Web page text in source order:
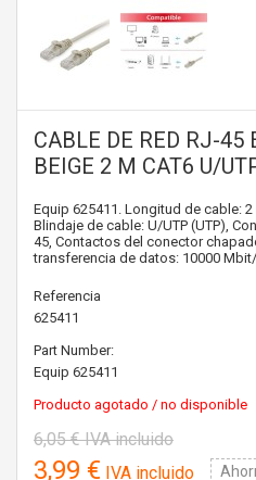
CABLE DE RED RJ-45
BEIGE 2 M CAT6 U/
Equip 625411. Longitud de cable: 2
Blindaje de cable: U/UTP (UTP),
45, Contactos del conector
transferencia de datos: 10000
Referencia
625411
Part Number:
Equip 625411
Producto agotado / no disponible
6,05 €IVA incluido
3,99 € IVA incluido